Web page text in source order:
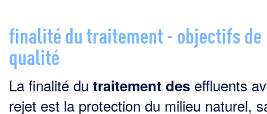
finalité du traitement - objectifs de
qualité
La finalité du traitement des effluents
rejet est la protection du milieu naturel,